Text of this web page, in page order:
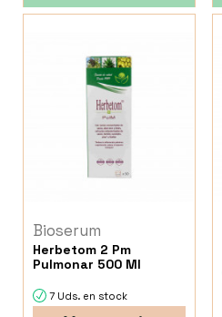
Bioserum
Herbetom 2 Pm
Pulmonar 500 Ml
7 Uds. en stock